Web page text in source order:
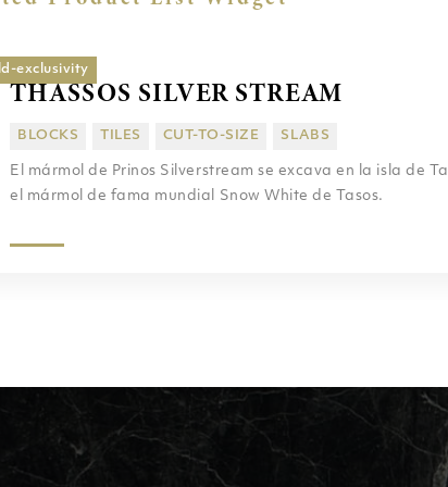
exclusivity
BLOCKS TILES CUT-TO-SIZE SLABS
THASSOS SILVER STREAM
El mármol de Prinos Silverstream se excava en la isla de
el mármol de fama mundial Snow White de Tasos.